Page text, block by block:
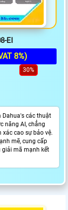
EI
8%)
30%
Dahua's các thuật
năng AI, chẳng
cao sự bảo vệ.
mẽ, cung cấp
giải mã mạnh kết